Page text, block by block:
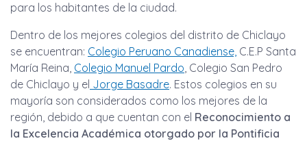
para los habitantes de la ciudad.
Dentro de los mejores colegios del distrito de Chiclayo
se encuentran: Colegio Peruano Canadiense, C.E.P Santa
María Reina, Colegio Manuel Pardo, Colegio San Pedro
de Chiclayo y el Jorge Basadre. Estos colegios en su
mayoría son considerados como los mejores de la
región, debido a que cuentan con el Reconocimiento a
la Excelencia Académica otorgado por la Pontificia